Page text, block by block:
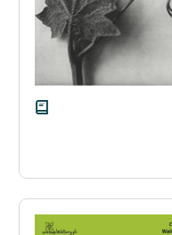
Deklaracja dostępności